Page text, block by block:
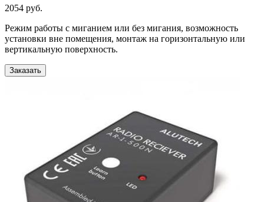
2054 руб.
Режим работы с миганием или без мигания, возможность
установки вне помещения, монтаж на горизонтальную или
вертикальную поверхность.
Заказать